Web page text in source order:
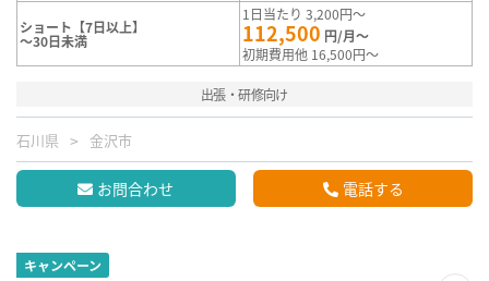
ショート【7日以上】
～30日未満
1日当たり 3,200円～
112,500 円/月～
初期費用他 16,500円～
出張・研修向け
石川県 金沢市
お問合わせ 電話する
キャンペーン